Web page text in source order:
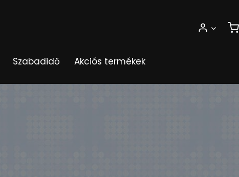
Szabadidő Akciós termékek